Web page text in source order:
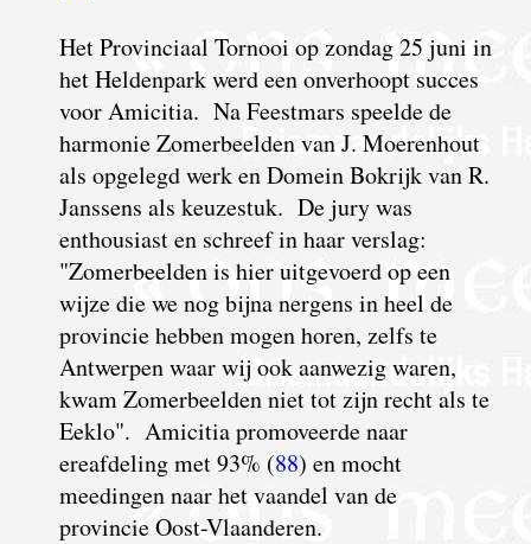
Het Provinciaal Tornooi op zondag 25 juni in
het Heldenpark werd een onverhoopt succes
voor Amicitia. Na Feestmars speelde de
harmonie Zomerbeelden van J. Moerenhout
als opgelegd werk en Domein Bokrijk van R.
Janssens als keuzestuk. De jury was
enthousiast en schreef in haar verslag:
"Zomerbeelden is hier uitgevoerd op een
wijze die we nog bijna nergens in heel de
provincie hebben mogen horen, zelfs te
Antwerpen waar wij ook aanwezig waren,
kwam Zomerbeelden niet tot zijn recht als te
Eeklo". Amicitia promoveerde naar
ereafdeling met 93% (88) en mocht
meedingen naar het vaandel van de
provincie Oost-Vlaanderen.